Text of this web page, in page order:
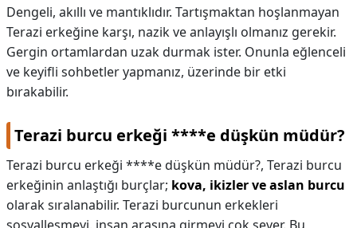
Dengeli, akıllı ve mantıklıdır. Tartışmaktan hoşlanmayan
Terazi erkeğine karşı, nazik ve anlayışlı olmanız gerekir.
Gergin ortamlardan uzak durmak ister. Onunla eğlenceli
ve keyifli sohbetler yapmanız, üzerinde bir etki
bırakabilir.
Terazi burcu erkeği ****e düşkün müdür?
Terazi burcu erkeği ****e düşkün müdür?, Terazi burcu
erkeğinin anlaştığı burçlar; kova, ikizler ve aslan burcu
olarak sıralanabilir. Terazi burcunun erkekleri